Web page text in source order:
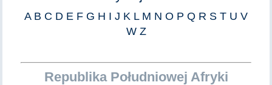
A B C D E F G H I J K L M N O P Q R S T U V
W Z
Republika Południowej Afryki